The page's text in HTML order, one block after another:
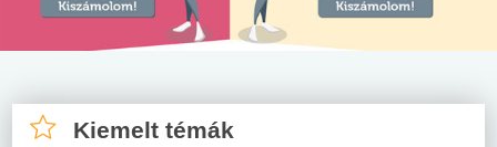
Kiemelt témák